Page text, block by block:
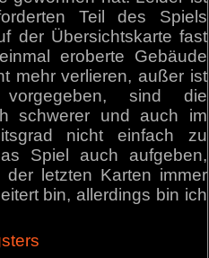
Teil des Spiels
der Übersichtskarte fast
eroberte Gebäude
mehr verlieren, außer ist
sind die
schwerer und auch im
nicht einfach zu
Spiel auch aufgeben,
letzten Karten immer
bin, allerdings bin ich